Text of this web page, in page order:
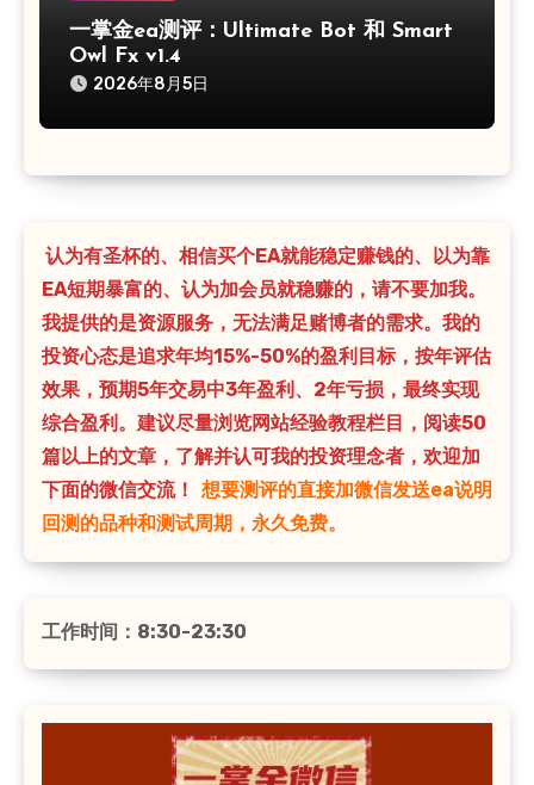
一掌金ea测评：Ultimate Bot 和 Smart
Owl Fx v1.4
2026年8月5日
认为有圣杯的、相信买个EA就能稳定赚钱的、以为靠
EA短期暴富的、认为加会员就稳赚的，请不要加我。
我提供的是资源服务，无法满足赌博者的需求。我的
投资心态是追求年均15%-50%的盈利目标，按年评估
效果，预期5年交易中3年盈利、2年亏损，最终实现
综合盈利。建议尽量浏览网站经验教程栏目，阅读50
篇以上的文章，了解并认可我的投资理念者，欢迎加
下面的微信交流！
想要测评的直接加微信发送ea说明
回测的品种和测试周期，永久免费。
工作时间：8:30-23:30